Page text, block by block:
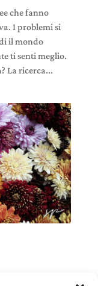
che fanno
I problemi si
il mondo
ti senti meglio.
La ricerca...